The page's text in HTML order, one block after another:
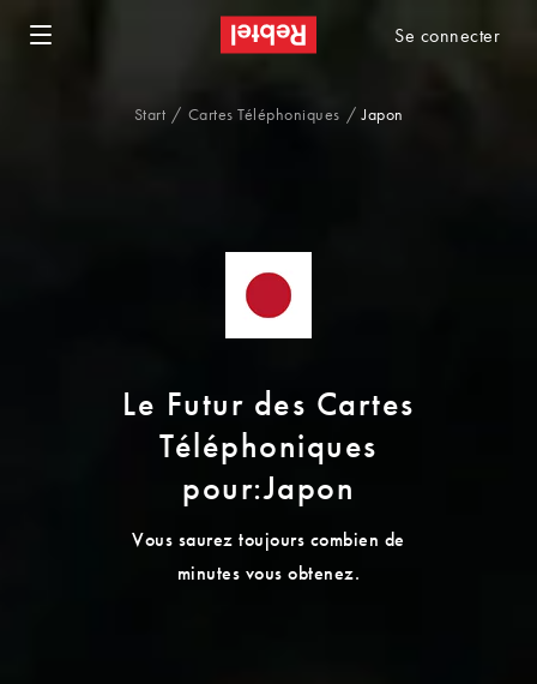
Start Cartes Téléphoniques Japon
Se connecter
Le Futur des Cartes
Téléphoniques
pour:Japon
Vous saurez toujours combien de
minutes vous obtenez.